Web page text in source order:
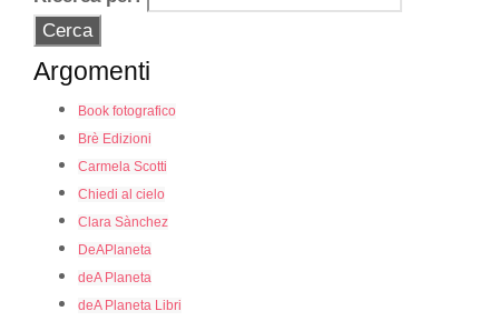
Argomenti
Book fotografico
Brè Edizioni
Carmela Scotti
Chiedi al cielo
Clara Sànchez
DeAPlaneta
deA Planeta
deA Planeta Libri